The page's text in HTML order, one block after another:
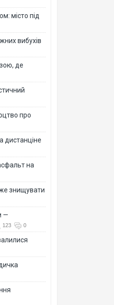
місто під
вибухів
де
про
дистанціне
на
знищувати
—
123 0